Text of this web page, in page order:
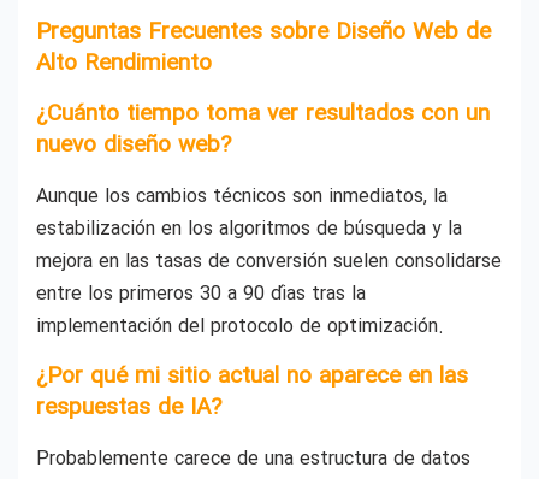
Preguntas Frecuentes sobre Diseño Web de
Alto Rendimiento
¿Cuánto tiempo toma ver resultados con un
nuevo diseño web?
Aunque los cambios técnicos son inmediatos, la
estabilización en los algoritmos de búsqueda y la
mejora en las tasas de conversión suelen consolidarse
entre los primeros 30 a 90 días tras la
implementación del protocolo de optimización.
¿Por qué mi sitio actual no aparece en las
respuestas de IA?
Probablemente carece de una estructura de datos